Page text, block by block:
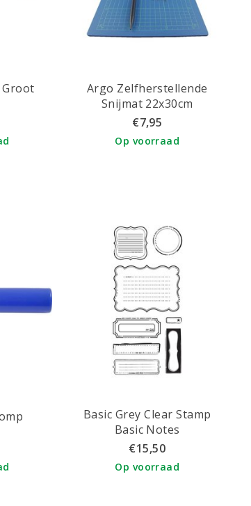
Argo Zelfherstellende
Snijmat 22x30cm
€7,95
Op voorraad
Basic Grey Clear Stamp
Basic Notes
€15,50
Op voorraad